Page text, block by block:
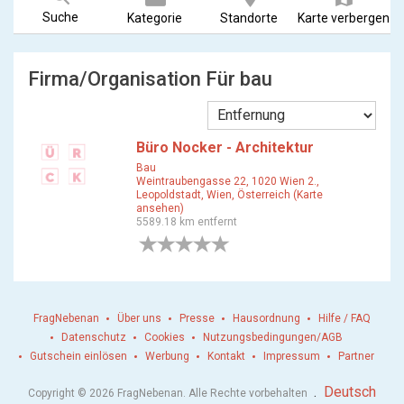
Suche Kategorie Standorte Karte verbergen
Firma/Organisation Für bau
Büro Nocker - Architektur
Bau
Weintraubengasse 22, 1020 Wien 2.,
Leopoldstadt, Wien, Österreich (Karte
ansehen)
5589.18 km entfernt
FragNebenan Über uns Presse Hausordnung
Hilfe / FAQ
Datenschutz
Cookies
Nutzungsbedingungen/AGB
Gutschein einlösen
Werbung Kontakt Impressum Partner
Copyright © 2026 FragNebenan. Alle Rechte vorbehalten . Deutsch